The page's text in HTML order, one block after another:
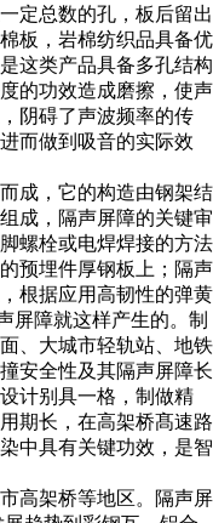
定总数的孔，板后留出
板，岩棉纺织品具备优
这类产品具备多孔结构
的功效造成磨擦，使声
阴碍了声波频率的传
而做到吸音的实际效
成，它的构造由钢架结
成，隔声屏障的关键审
螺栓或电焊焊接的方法
预埋件厚钢板上；隔声
根据应用高韧性的弹黄
屏障就这样产生的。制
、大城市轻轨站、地铁
安全性及其隔声屏障长
计别具一格，制做精
期长，在高架桥髙速路
中具有关键功效，是智
高架桥等地区。隔声屏